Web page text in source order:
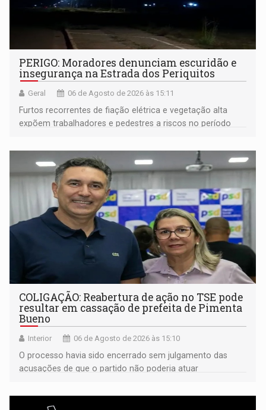
PERIGO: Moradores denunciam escuridão e
insegurança na Estrada dos Periquitos
Geral 06 de Agosto de 2026 às 15:11
Furtos recorrentes de fiação elétrica e vegetação alta
expõem trabalhadores e pedestres a riscos no período
COLIGAÇÃO: Reabertura de ação no TSE pode
resultar em cassação de prefeita de Pimenta
Bueno
Interior 06 de Agosto de 2026 às 15:10
O processo havia sido encerrado sem julgamento das
acusações de que o partido não poderia atuar